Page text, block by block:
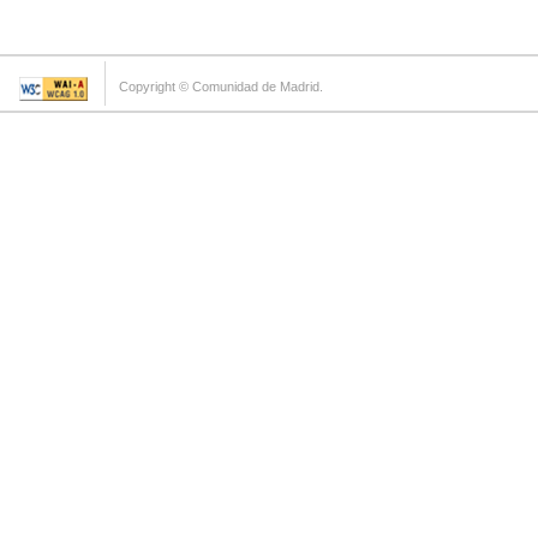
Copyright © Comunidad de Madrid.